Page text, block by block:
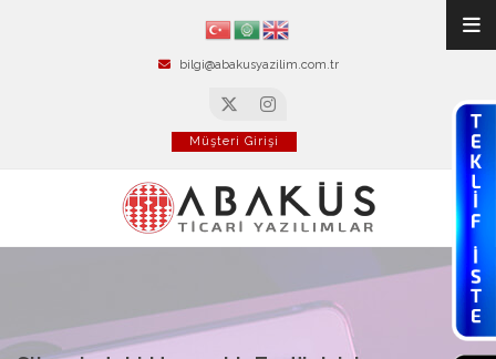
bilgi@abakusyazilim.com.tr
Müşteri Girişi